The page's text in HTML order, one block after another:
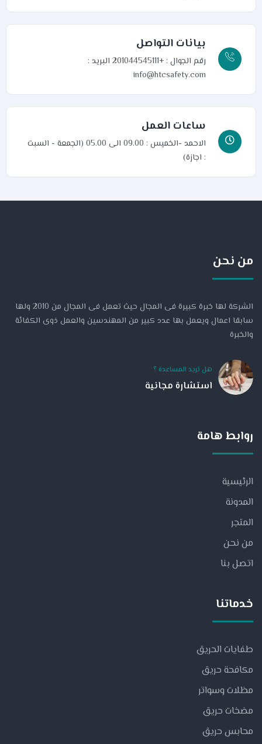
بيانات التواصل
رقم الجوال : +201044545111
البريد :
info@htcsafety.com
ساعات العمل
الاحمد -الخميس : 09.00 الى 05.00 (الجمعة - السبت
: اجازة)
من نحن
الشركة لها خبرة كبيرة فى المجال حيث تعمل فى المجال من 2010 ولها
سابقا اعمال ويعمل بها عدد كبير من المهندسين والعمل ذوى الكفائة
والخبرة
هل تريد المساعدة ؟
استشارة مجانية
روابط هامة
الرئيسية
المدونة
المتجر
من نحن
اتصل بنا
خدماتنا
طفايات الحريق
مكافحة حريق
مظلات وسواتر
مضخات حريق
محابس حريق